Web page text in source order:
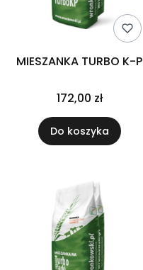
MIESZANKA TURBO K-P
172,00 zł
Do koszyka